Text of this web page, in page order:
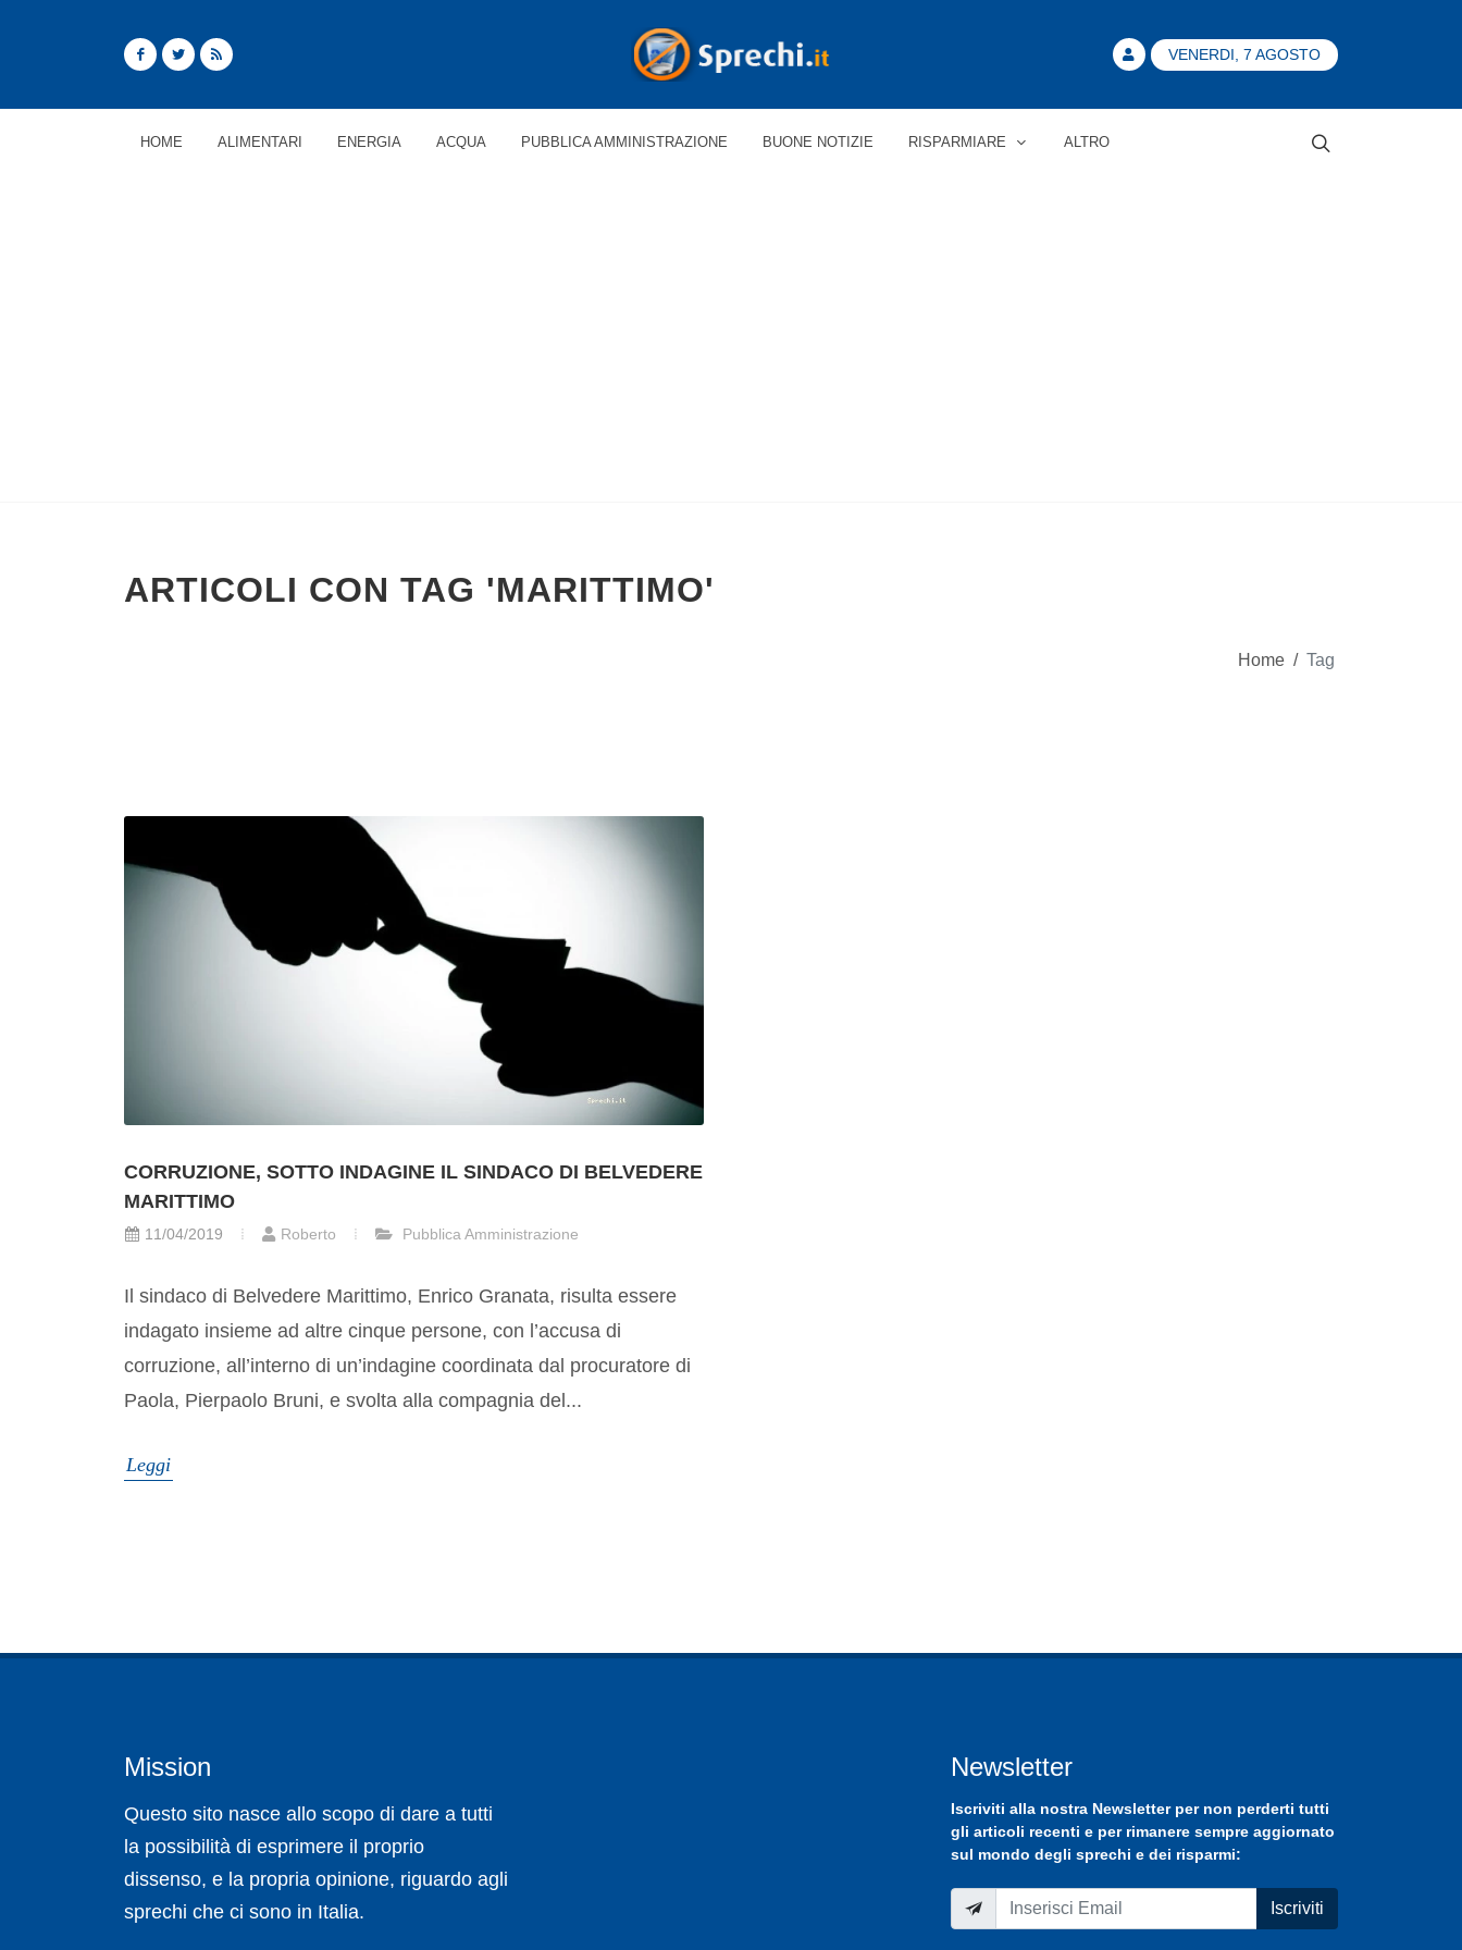
VENERDI, 7 AGOSTO
HOME ALIMENTARI ENERGIA ACQUA PUBBLICA AMMINISTRAZIONE BUONE NOTIZIE RISPARMIARE ALTRO
ARTICOLI CON TAG 'MARITTIMO'
Home / Tag
CORRUZIONE, SOTTO INDAGINE IL SINDACO DI BELVEDERE
MARITTIMO
11/04/2019 Roberto Pubblica Amministrazione
Il sindaco di Belvedere Marittimo, Enrico Granata, risulta essere
indagato insieme ad altre cinque persone, con l’accusa di
corruzione, all’interno di un’indagine coordinata dal procuratore di
Paola, Pierpaolo Bruni, e svolta alla compagnia del...
Leggi
Mission
Questo sito nasce allo scopo di dare a tutti
la possibilità di esprimere il proprio
dissenso, e la propria opinione, riguardo agli
sprechi che ci sono in Italia.
Newsletter
Iscriviti alla nostra Newsletterper non perderti tutti
gli articoli recenti e per rimanere sempre aggiornato
sul mondo degli sprechi e dei risparmi:
Iscriviti